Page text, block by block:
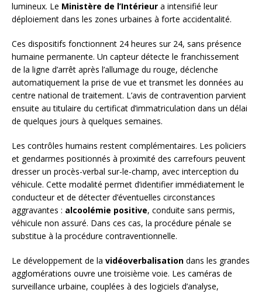
lumineux. Le Ministère de l’Intérieur a intensifié leur
déploiement dans les zones urbaines à forte accidentalité.
Ces dispositifs fonctionnent 24 heures sur 24, sans présence
humaine permanente. Un capteur détecte le franchissement
de la ligne d’arrêt après l’allumage du rouge, déclenche
automatiquement la prise de vue et transmet les données au
centre national de traitement. L’avis de contravention parvient
ensuite au titulaire du certificat d’immatriculation dans un délai
de quelques jours à quelques semaines.
Les contrôles humains restent complémentaires. Les policiers
et gendarmes positionnés à proximité des carrefours peuvent
dresser un procès-verbal sur-le-champ, avec interception du
véhicule. Cette modalité permet d’identifier immédiatement le
conducteur et de détecter d’éventuelles circonstances
aggravantes : alcoolémie positive, conduite sans permis,
véhicule non assuré. Dans ces cas, la procédure pénale se
substitue à la procédure contraventionnelle.
Le développement de la vidéoverbalisation dans les grandes
agglomérations ouvre une troisième voie. Les caméras de
surveillance urbaine, couplées à des logiciels d’analyse,